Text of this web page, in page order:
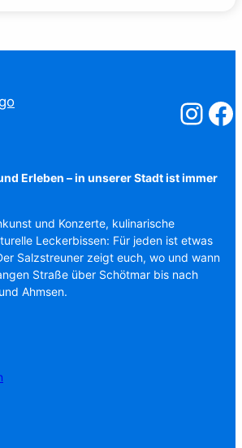
Erleben – in unserer Stadt ist immer
und Konzerte, kulinarische
Leckerbissen: Für jeden ist etwas
Salzstreuner zeigt euch, wo und wann
Straße über Schötmar bis nach
Ahmsen.